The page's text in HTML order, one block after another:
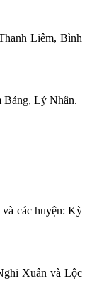
Liêm, Bình
Bảng, Lý Nhân.
các huyện: Kỳ
Xuân và Lộc